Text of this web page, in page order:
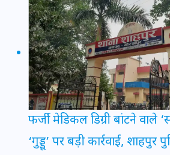
फर्जी मेडिकल डिग्री बांटने वाले
‘गुड्डू’ पर बड़ी कार्रवाई, शाहपुर